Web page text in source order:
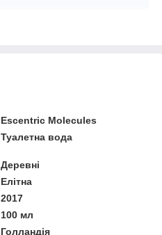
Escentric Molecules
Туалетна вода
Деревні
Елітна
2017
100 мл
Голландія